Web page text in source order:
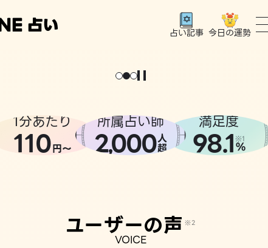
占い記事 今日の運勢
1分あたり
110円〜
所属占い師
2,000人
超
満足度
98.1 ※1
%
ユーザーの声 ※2
VOICE